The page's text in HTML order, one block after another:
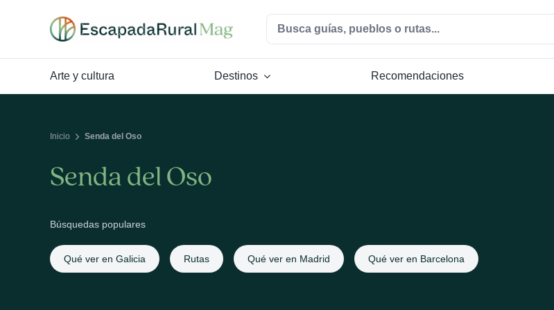
Buscar:
Arte y cultura Destinos Recomendaciones
Inicio Senda del Oso
Senda del Oso
Búsquedas populares
Qué ver en Galicia Rutas Qué ver en Madrid Qué ver en Barcelona